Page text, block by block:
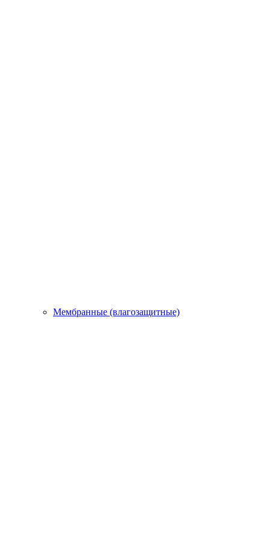
Мембранные (влагозащитные)